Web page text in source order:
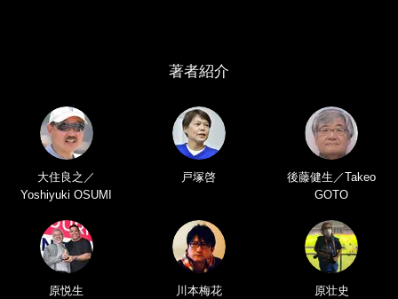
著者紹介
大住良之／
Yoshiyuki OSUMI
戸塚啓
後藤健生／Takeo
GOTO
原悦生 川本梅花 原壮史